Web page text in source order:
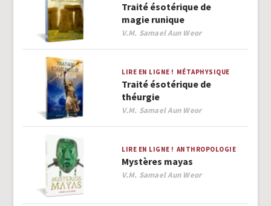
Traité ésotérique de
magie runique
Author
V.M. Samael Aun Weor
LIRE EN LIGNE ! MÉTAPHYSIQUE
Traité ésotérique de
théurgie
Author
V.M. Samael Aun Weor
LIRE EN LIGNE ! ANTHROPOLOGIE
Mystères mayas
Author
V.M. Samael Aun Weor